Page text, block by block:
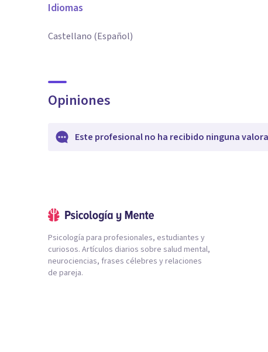
Idiomas
Castellano (Español)
Opiniones
Este profesional no ha recibido ninguna
Psicología para profesionales, estudiantes y
curiosos. Artículos diarios sobre salud mental,
neurociencias, frases célebres y relaciones
de pareja.